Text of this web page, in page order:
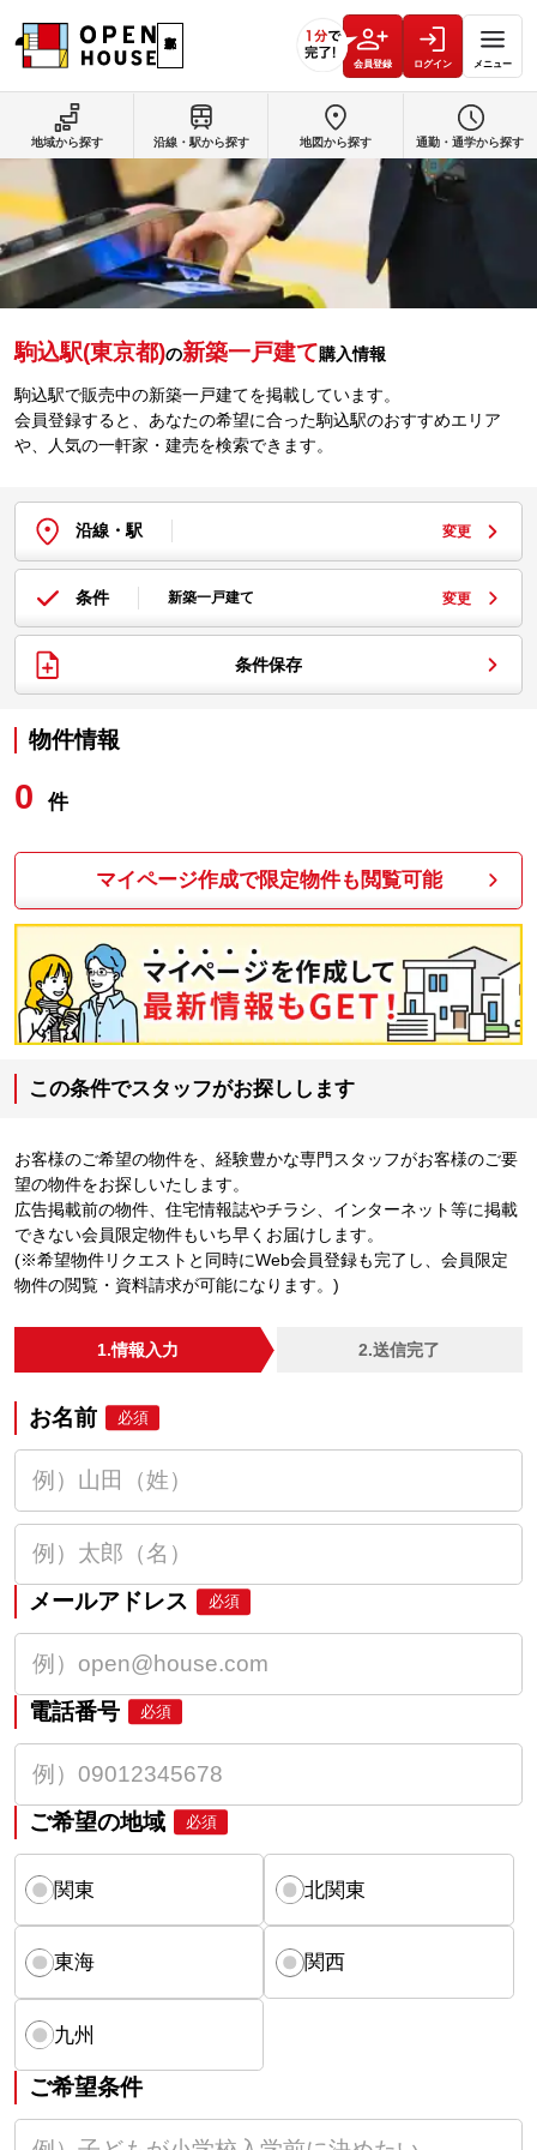
会員登録 ログイン メニュー
駒込駅(東京都)の新築一戸建て購入情報
駒込駅で販売中の新築一戸建てを掲載しています。
会員登録すると、あなたの希望に合った駒込駅のおすすめエリア
や、人気の一軒家・建売を検索できます。
沿線・駅 変更
条件 新築一戸建て 変更
条件保存
物件情報
0 件
マイページ作成で限定物件も閲覧可能
この条件でスタッフがお探しします
お客様のご希望の物件を、経験豊かな専門スタッフがお客様のご要
望の物件をお探しいたします。
広告掲載前の物件、住宅情報誌やチラシ、インターネット等に掲載
できない会員限定物件もいち早くお届けします。
(※希望物件リクエストと同時にWeb会員登録も完了し、会員限定
物件の閲覧・資料請求が可能になります。)
1.情報入力 2.送信完了
お名前 必須
メールアドレス 必須
電話番号 必須
ご希望の地域 必須
関東 北関東
東海 関西
九州
ご希望条件
地域から探す 沿線・駅から探す 地図から探す 通勤・通学から探す